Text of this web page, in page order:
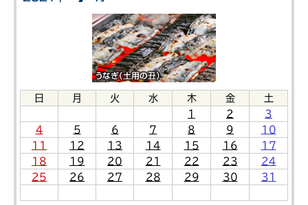
日 月 火 水 木 金
土
1
2
3
4
5 6 7 8 9
10
11
12 13 14 15 16
17
18
19 20 21 22 23
24
25
26 27 28 29 30 31